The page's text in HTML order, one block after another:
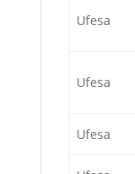
Ufesa
Ufesa
Ufesa